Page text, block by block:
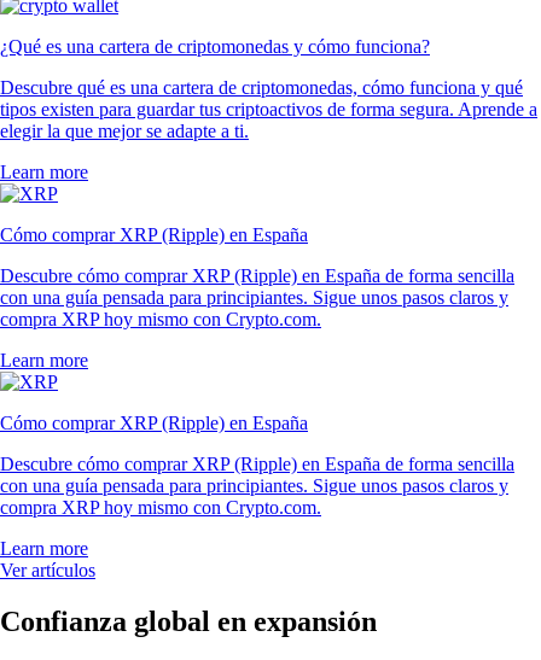
¿Qué es una cartera de criptomonedas y cómo funciona?
Descubre qué es una cartera de criptomonedas, cómo funciona y qué
tipos existen para guardar tus criptoactivos de forma segura. Aprende a
elegir la que mejor se adapte a ti.
Learn more
Cómo comprar XRP (Ripple) en España
Descubre cómo comprar XRP (Ripple) en España de forma sencilla
con una guía pensada para principiantes. Sigue unos pasos claros y
compra XRP hoy mismo con Crypto.com.
Learn more
Cómo comprar XRP (Ripple) en España
Descubre cómo comprar XRP (Ripple) en España de forma sencilla
con una guía pensada para principiantes. Sigue unos pasos claros y
compra XRP hoy mismo con Crypto.com.
Learn more
Ver artículos
Confianza global en expansión